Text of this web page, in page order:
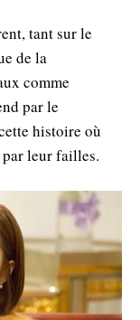
tant sur le
de la
comme
par le
histoire où
leur failles.